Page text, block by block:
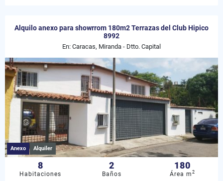
Alquilo anexo para showrrom 180m2 Terrazas del Club Hipico
8992
En: Caracas, Miranda - Dtto. Capital
Anexo Alquiler
8
Habitaciones
2
Baños
180
Área m2